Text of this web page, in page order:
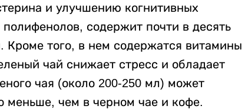
и улучшению когнитивных
содержит почти в десять
того, в нем содержатся витамины
чай снижает стресс и обладает
чая (около 200-250 мл) может
меньше, чем в черном чае и кофе.